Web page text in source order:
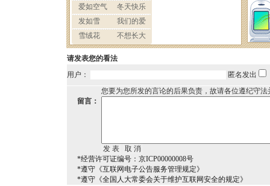
请发表您的看法
用户：
匿名发出
您要为您所发的言论的后果负责，故请各位遵纪守
留言：
*经营许可证编号：京ICP00000008号
*遵守《互联网电子公告服务管理规定》
*遵守《全国人大常委会关于维护互联网安全的规定》